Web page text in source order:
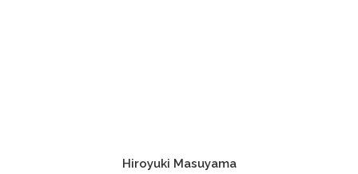
Hiroyuki Masuyama